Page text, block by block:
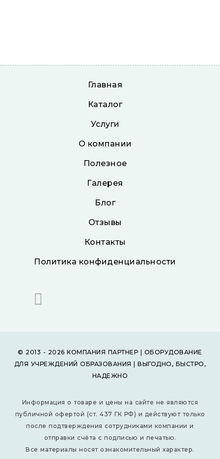
Главная
Каталог
Услуги
О компании
Полезное
Галерея
Блог
Отзывы
Контакты
Политика конфиденциальности
© 2013 - 2026 КОМПАНИЯ ПАРТНЕР | ОБОРУДОВАНИЕ
ДЛЯ УЧРЕЖДЕНИЙ ОБРАЗОВАНИЯ | ВЫГОДНО, БЫСТРО,
НАДЕЖНО
Информация о товаре и цены на сайте не являются
публичной офертой (ст. 437 ГК РФ) и действуют только
после подтверждения сотрудниками компании и
отправки счёта с подписью и печатью.
Все материалы носят ознакомительный характер.